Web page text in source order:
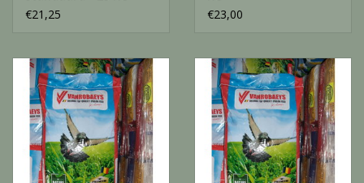
€21,25
€23,00